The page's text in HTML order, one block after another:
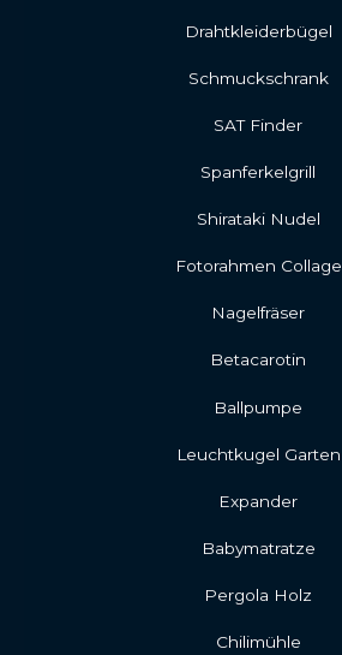
Drahtkleiderbügel
Schmuckschrank
SAT Finder
Spanferkelgrill
Shirataki Nudel
Fotorahmen Collage
Nagelfräser
Betacarotin
Ballpumpe
Leuchtkugel Garten
Expander
Babymatratze
Pergola Holz
Chilimühle